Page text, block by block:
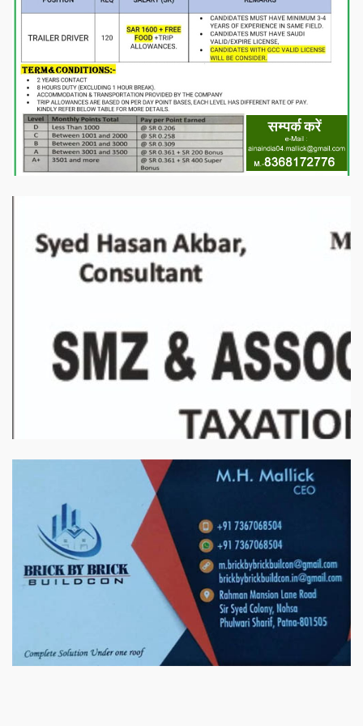
बिरादराने मिलात – अतिना वेलफ़ेयर फाउंडेशन, बेरोजगार महिलाओं के लिए बेहतर
स्वयं रोजगार के एक बेहतर अवसर प्रदान करने जा रहा है जिसके लिये महिलाओं
को प्रशिक्षित कर उन्हें स्वयं रोजगार सम्मुख बनाया जा सके। ताकि उन्हें अपनी
आजीविका के लिए अपना घर छोड़ना न पड़े। निवेदक – अतिना वेलफेयर
फाउंडेशन – बिहारशरीफ रहबर यूनिट।